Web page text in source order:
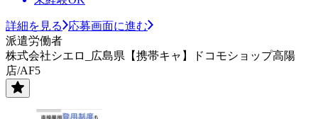
詳細を見る
応募画面に進む
派遣労働者
株式会社シエロ_広島県【携帯キャ】ドコモショップ高陽
店/AF5